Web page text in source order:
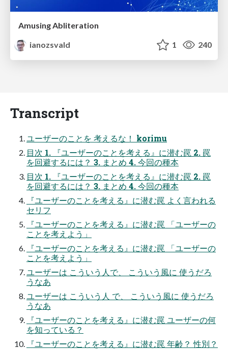
Amusing Abliteration
ianozsvald
1 240
Transcript
ユーザーのことを 考えるな！ korimu
目次 1. 『ユーザーのことを考える』に潜む罠 2. 罠
を回避するには？ 3. まとめ 4. 今回の種本
目次 1. 『ユーザーのことを考える』に潜む罠 2. 罠
を回避するには？ 3. まとめ 4. 今回の種本
『ユーザーのことを考える』に潜む罠 よく言われる
セリフ
『ユーザーのことを考える』に潜む罠 「ユーザーの
ことを考えよう」
『ユーザーのことを考える』に潜む罠 「ユーザーの
ことを考えよう」
ユーザーは こういう人で、 こういう風に 使うだろ
うなあ
ユーザーは こういう人 で、 こういう風に 使うだろ
うなあ
『ユーザーのことを考える』に潜む罠 ユーザーの何
を知っている？
『ユーザーのことを考える』に潜む罠 年齢？ 性別？